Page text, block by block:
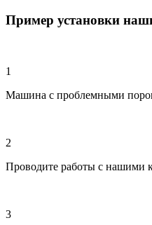
Пример установки
1
Машина с проблемными
2
Проводите работы с нашими
3